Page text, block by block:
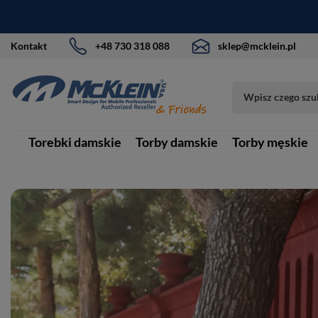
Kontakt +48 730 318 088 sklep@mcklein.pl
Torebki damskie Torby damskie Torby męskie